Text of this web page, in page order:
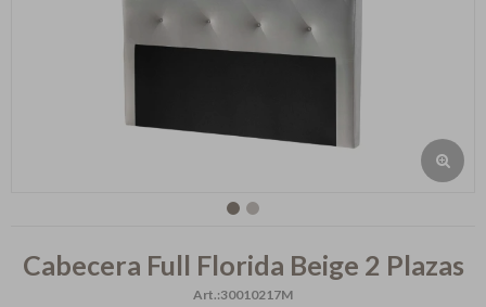
Cabecera Full Florida Beige 2 Plazas
30010217M